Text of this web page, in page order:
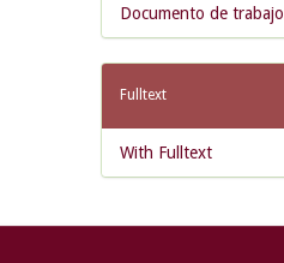
Documento de trabajo
Fulltext
With Fulltext